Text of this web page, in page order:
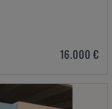
16.000 €